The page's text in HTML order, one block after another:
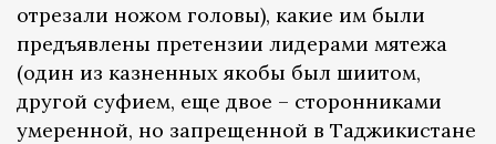
отрезали ножом головы), какие им были
предъявлены претензии лидерами мятежа
(один из казненных якобы был шиитом,
другой суфием, еще двое – сторонниками
умеренной, но запрещенной в Таджикистане